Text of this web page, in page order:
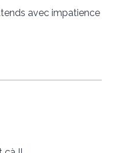
avec impatience